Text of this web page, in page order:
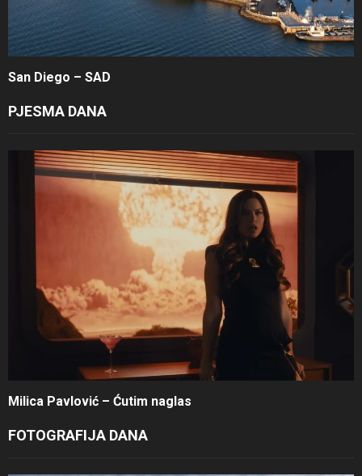
San Diego – SAD
PJESMA DANA
Milica Pavlović – Ćutim naglas
FOTOGRAFIJA DANA